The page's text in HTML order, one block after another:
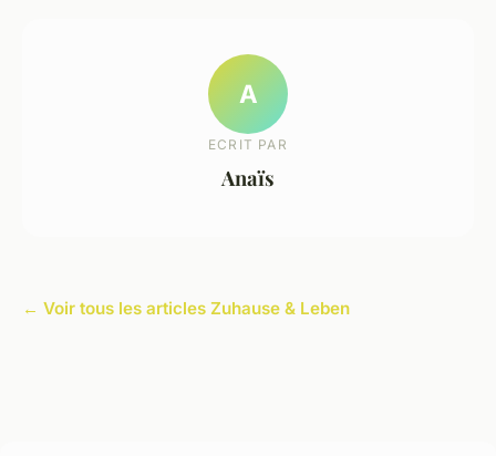
A
ECRIT PAR
Anaïs
← Voir tous les articles Zuhause & Leben